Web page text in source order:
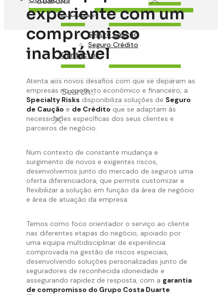
Produtos
Seguro Caução
Seguro Crédito
Contactos
experiente com um
compromisso
inabalável
Atenta aos novos desafios com que se deparam as
empresas no contexto económico e financeiro, a
Specialty Risks disponibiliza soluções de Seguro
de Caução e de Crédito que se adaptam às
necessidades específicas dos seus clientes e
parceiros de negócio.
Num contexto de constante mudança e
surgimento de novos e exigentes riscos,
desenvolvemos junto do mercado de seguros uma
oferta diferenciadora, que permite customizar e
flexibilizar a solução em função da área de negócio
e área de atuação da empresa.
Temos como foco orientador o serviço ao cliente
nas diferentes etapas do negócio, apoiado por
uma equipa multidisciplinar de experiência
comprovada na gestão de riscos especiais,
desenvolvendo soluções personalizadas junto de
seguradores de reconhecida idoneidade e
assegurando rapidez de resposta, com a garantia
de compromisso do Grupo Costa Duarte.